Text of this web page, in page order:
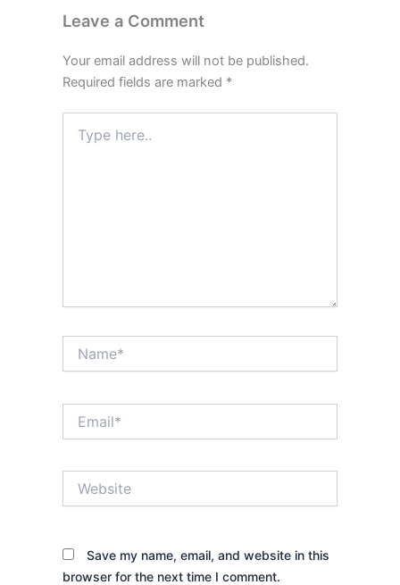
Leave a Comment
Your email address will not be published.
Required fields are marked *
here..
Save my name, email, and website in this
browser for the next time I comment.